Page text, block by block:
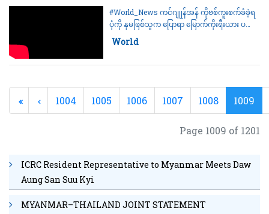
#World_News ကင်ဂျုုန်အန် ကိုဗစ်ကူးစက်ခံခဲ့ရ
ပုံကို နှမဖြစ်သူက ပြောရာ မြောက်ကိုးရီးယား ပ
ရိဿတ်များ မျက်ရည်ကျ
Category:
World
1004 1005 1006 1007 1008 1009
Page 1009 of 1201
ICRC Resident Representative to Myanmar Meets Daw
Aung San Suu Kyi
MYANMAR–THAILAND JOINT STATEMENT